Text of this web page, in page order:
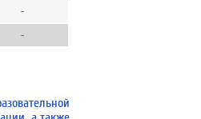
-
-